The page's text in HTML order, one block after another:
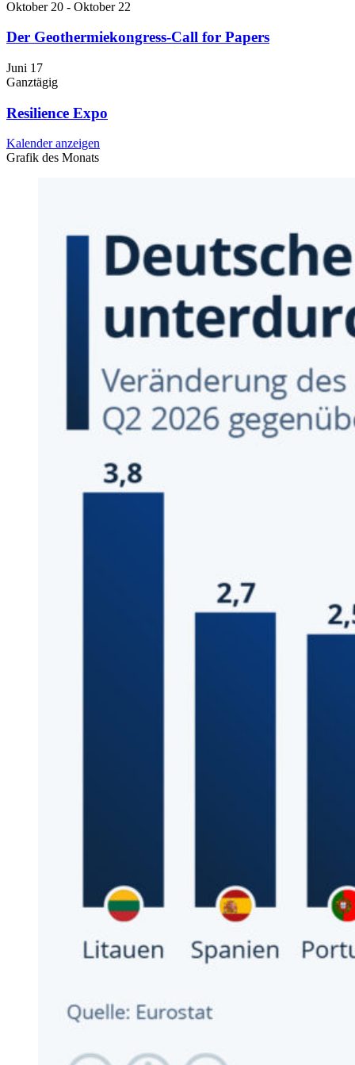
Oktober 20 - Oktober 22
Der Geothermiekongress-Call for Papers
Juni 17
Ganztägig
Resilience Expo
Kalender anzeigen
Grafik des Monats